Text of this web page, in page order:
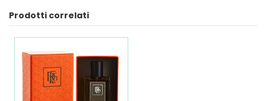
Prodotti correlati